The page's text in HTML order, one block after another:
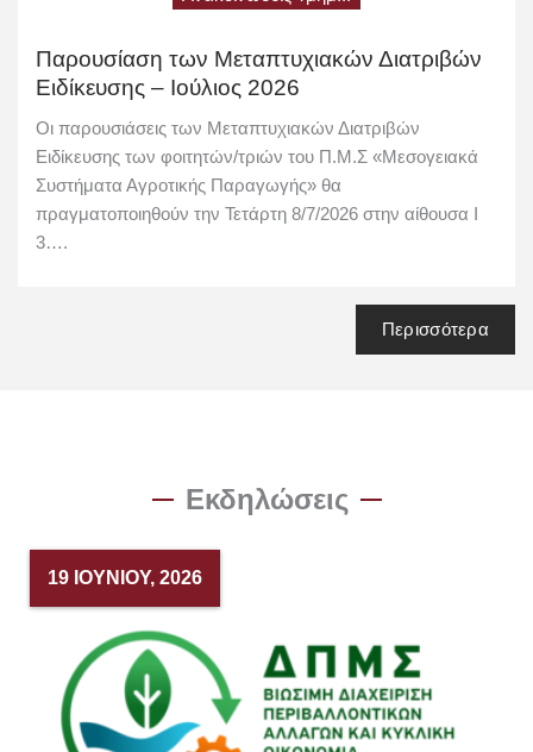
Παρουσίαση των Μεταπτυχιακών Διατριβών
Ειδίκευσης – Ιούλιος 2026
Οι παρουσιάσεις των Μεταπτυχιακών Διατριβών
Ειδίκευσης των φοιτητών/τριών του Π.Μ.Σ «Μεσογειακά
Συστήματα Αγροτικής Παραγωγής» θα
πραγματοποιηθούν την Τετάρτη 8/7/2026 στην αίθουσα Ι
3….
Περισσότερα
Εκδηλώσεις
19 ΙΟΥΝΊΟΥ, 2026